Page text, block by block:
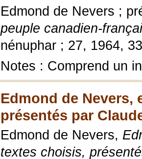
Edmond de Nevers ;
peuple canadien-
nénuphar ; 27, 1964,
Notes : Comprend un
Edmond de
présentés par
Edmond de Nevers,
textes choisis,